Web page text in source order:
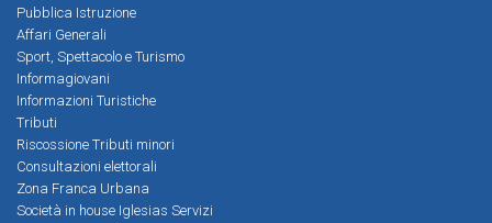
Pubblica Istruzione
Affari Generali
Sport, Spettacolo e Turismo
Informagiovani
Informazioni Turistiche
Tributi
Riscossione Tributi minori
Consultazioni elettorali
Zona Franca Urbana
Società in house Iglesias Servizi